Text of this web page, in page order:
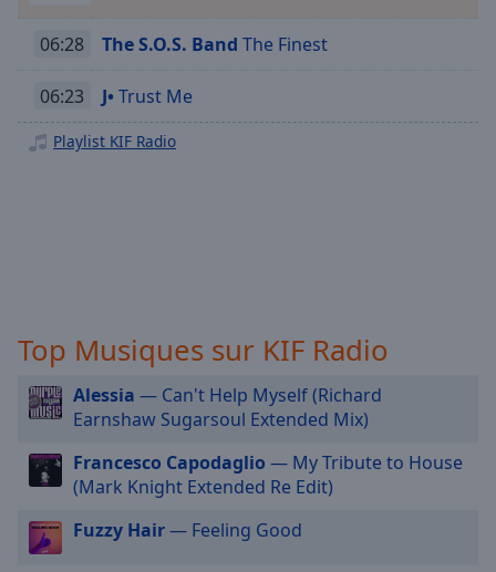
settings,
subtitles
settings
dialog
Picture
Fullscreen
This
modal
window.
Beginning
06:28 The S.O.S. Band The Finest
06:23 J•Trust Me
Playlist KIF Radio
Top Musiques sur KIF Radio
Alessia — Can't Help Myself (Richard
Earnshaw Sugarsoul Extended Mix)
Francesco Capodaglio — My Tribute to House
(Mark Knight Extended Re Edit)
Fuzzy Hair— Feeling Good